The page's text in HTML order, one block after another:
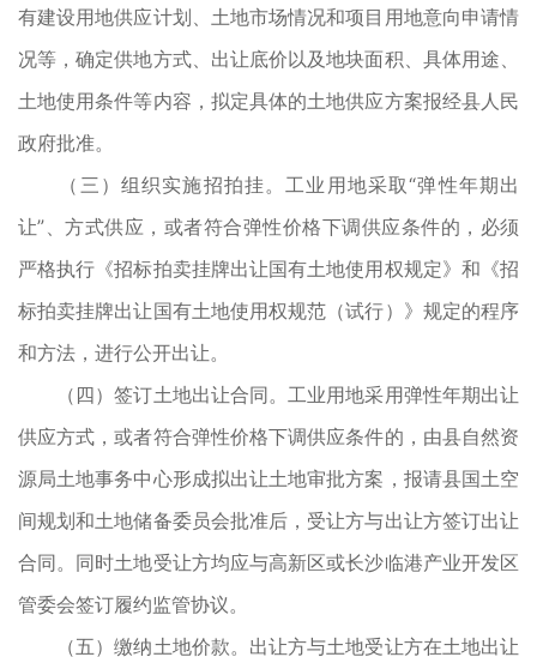
有建设用地供应计划、土地市场情况和项目用地意向申请情
况等，确定供地方式、出让底价以及地块面积、具体用途、
土地使用条件等内容，拟定具体的土地供应方案报经县人民
政府批准。
（三）组织实施招拍挂。工业用地采取“弹性年期出
让”、方式供应，或者符合弹性价格下调供应条件的，必须
严格执行《招标拍卖挂牌出让国有土地使用权规定》和《招
标拍卖挂牌出让国有土地使用权规范（试行）》规定的程序
和方法，进行公开出让。
（四）签订土地出让合同。工业用地采用弹性年期出让
供应方式，或者符合弹性价格下调供应条件的，由县自然资
源局土地事务中心形成拟出让土地审批方案，报请县国土空
间规划和土地储备委员会批准后，受让方与出让方签订出让
合同。同时土地受让方均应与高新区或长沙临港产业开发区
管委会签订履约监管协议。
（五）缴纳土地价款。出让方与土地受让方在土地出让